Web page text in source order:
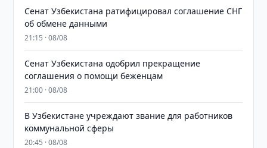
Сенат Узбекистана ратифицировал соглашение СНГ
об обмене данными
21:15 · 08/08
Сенат Узбекистана одобрил прекращение
соглашения о помощи беженцам
21:00 · 08/08
В Узбекистане учреждают звание для работников
коммунальной сферы
20:45 · 08/08